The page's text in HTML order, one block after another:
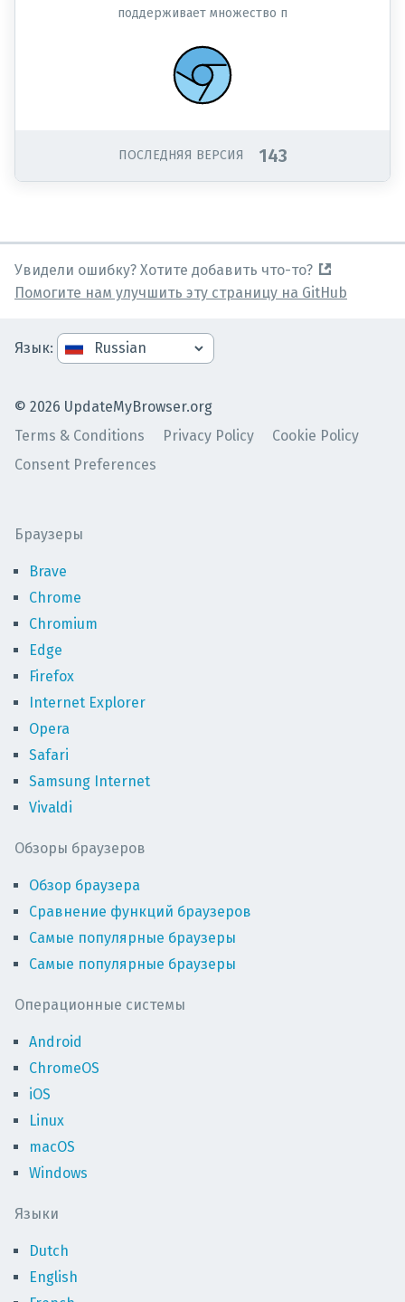
поддерживает множество п
ПОСЛЕДНЯЯ ВЕРСИЯ 143
Увидели ошибку? Хотите добавить что-то?
Помогите нам улучшить эту страницу на GitHub
© 2026 UpdateMyBrowser.org
Terms & Conditions
Privacy Policy
Cookie Policy
Consent Preferences
Язык:
Браузеры
Brave
Chrome
Chromium
Edge
Firefox
Internet Explorer
Opera
Safari
Samsung Internet
Vivaldi
Обзоры браузеров
Обзор браузера
Сравнение функций браузеров
Самые популярные браузеры
Самые популярные браузеры
Операционные системы
Android
ChromeOS
iOS
Linux
macOS
Windows
Языки
Dutch
English